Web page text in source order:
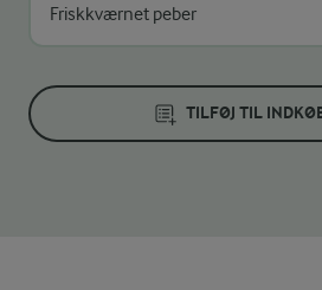
Friskkværnet peber
TILFØJ TIL